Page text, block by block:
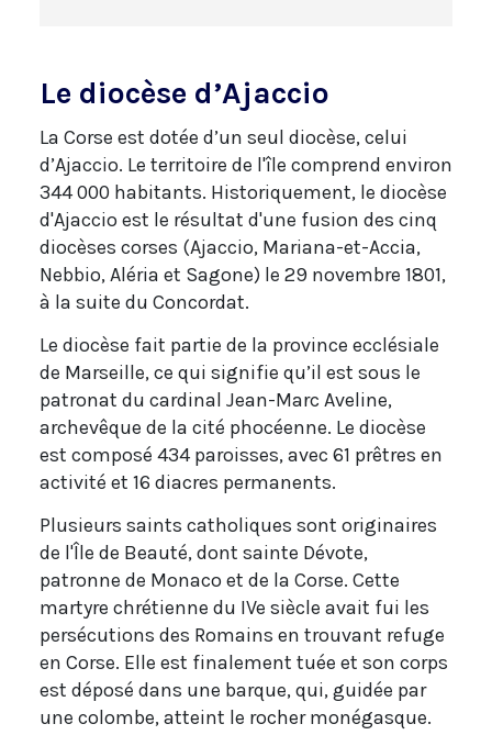
Le diocèse d’Ajaccio
La Corse est dotée d’un seul diocèse, celui
d’Ajaccio. Le territoire de l'île comprend environ
344 000 habitants. Historiquement, le diocèse
d'Ajaccio est le résultat d'une fusion des cinq
diocèses corses (Ajaccio, Mariana-et-Accia,
Nebbio, Aléria et Sagone) le 29 novembre 1801,
à la suite du Concordat.
Le diocèse fait partie de la province ecclésiale
de Marseille, ce qui signifie qu’il est sous le
patronat du cardinal Jean-Marc Aveline,
archevêque de la cité phocéenne. Le diocèse
est composé 434 paroisses, avec 61 prêtres en
activité et 16 diacres permanents.
Plusieurs saints catholiques sont originaires
de l'Île de Beauté, dont sainte Dévote,
patronne de Monaco et de la Corse. Cette
martyre chrétienne du IVe siècle avait fui les
persécutions des Romains en trouvant refuge
en Corse. Elle est finalement tuée et son corps
est déposé dans une barque, qui, guidée par
une colombe, atteint le rocher monégasque.